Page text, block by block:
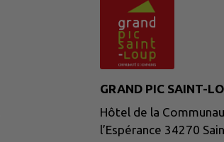
GRAND PIC SAINT-
Hôtel de la
l’Espérance 34270